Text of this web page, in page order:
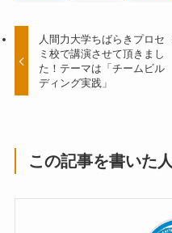
人間力大学ちばらきプロセ
ミ校で講演させて頂きまし
た！テーマは「チームビル
ディング実践」
この記事を書いた人